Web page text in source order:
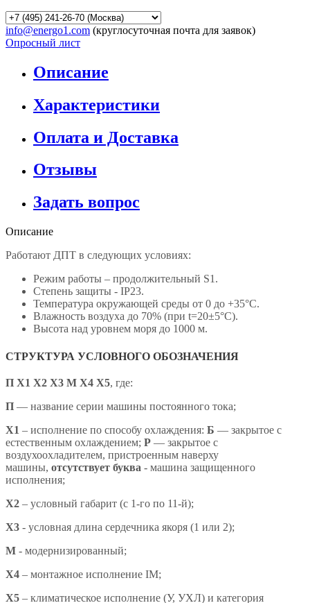
info@energo1.com (круглосуточная почта для заявок)
Опросный лист
Описание
Характеристики
Оплата и Доставка
Отзывы
Задать вопрос
Описание
Работают ДПТ в следующих условиях:
Режим работы – продолжительный S1.
Степень защиты - IP23.
Температура окружающей среды от 0 до +35°С.
Влажность воздуха до 70% (при t=20±5°С).
Высота над уровнем моря до 1000 м.
СТРУКТУРА УСЛОВНОГО ОБОЗНАЧЕНИЯ
П Х1 Х2 Х3 М Х4 X5, где:
П — название серии машины постоянного тока;
X1 – исполнение по способу охлаждения: Б — закрытое с
естественным охлаждением; Р — закрытое с
воздухоохладителем, пристроенным наверху
машины, отсутствует буква - машина защищенного
исполнения;
X2 – условный габарит (с 1-го по 11-й);
X3 - условная длина сердечника якоря (1 или 2);
М - модернизированный;
Х4 – монтажное исполнение IM;
X5 – климатическое исполнение (У, УХЛ) и категория